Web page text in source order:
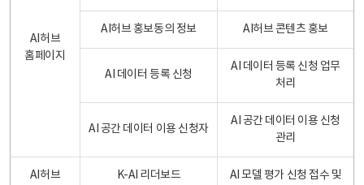
AI허브
홈페이지
AI허브 홍보동의 정보 AI허브 콘텐츠 홍보
AI 데이터 등록 신청
AI 데이터 등록 신청 업무
처리
AI 공간 데이터 이용 신청자
AI 공간 데이터 이용 신청
관리
AI허브
K-AI 리더보드
AI 모델 평가 신청 접수 및